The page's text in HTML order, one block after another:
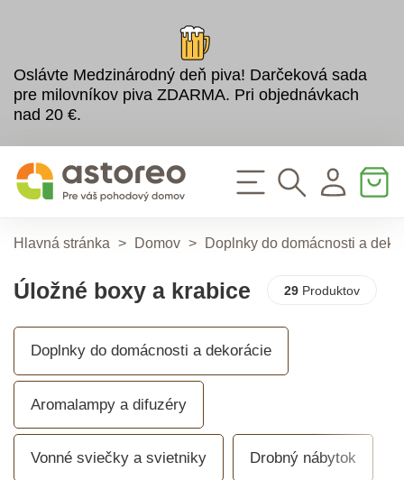
Oslávte Medzinárodný deň piva! Darčeková sada
pre milovníkov piva ZDARMA. Pri objednávkach
nad 20 €.
Hlavná stránka > Domov > Doplnky do domácnosti a
Úložné boxy a krabice 29Produktov
Doplnky do domácnosti a dekorácie
Aromalampy a difuzéry
Vonné sviečky a svietniky Drobný nábytok